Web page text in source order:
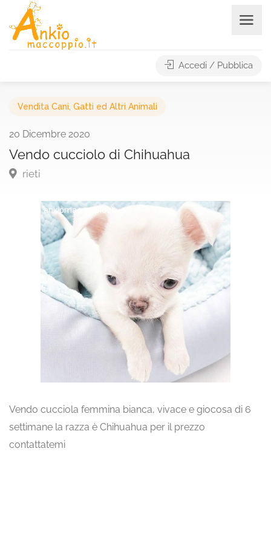
Accedi / Pubblica
Vendita Cani, Gatti ed Altri Animali
20 Dicembre 2020
Vendo cucciolo di Chihuahua
rieti
Vendo cucciola femmina bianca, vivace e giocosa di 6
settimane la razza è Chihuahua per il prezzo
contattatemi